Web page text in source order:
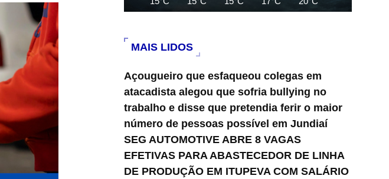
MAIS LIDOS
Açougueiro que esfaqueou colegas em
atacadista alegou que sofria bullying no
trabalho e disse que pretendia ferir o maior
número de pessoas possível em Jundiaí
SEG AUTOMOTIVE ABRE 8 VAGAS
EFETIVAS PARA ABASTECEDOR DE LINHA
DE PRODUÇÃO EM ITUPEVA COM SALÁRIO